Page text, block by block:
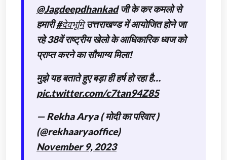
@Jagdeepdhankadजी के कर कमलो से
हमारी#देवभूमिउत्तराखण्ड में आयोजित होने जा
रहे 38वें राष्ट्रीय खेलो के आधिकारिक ध्वज को
प्राप्त करने का सौभाग्य मिला!
मुझे यह बताते हुए बड़ा ही हर्ष हो रहा है…
pic.twitter.com/c7tan94Z85
— Rekha Arya ( मोदी का परिवार )
(@rekhaaryaoffice)
November 9, 2023